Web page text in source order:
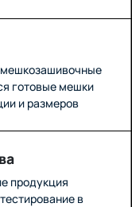
мешкозашивочные
готовые мешки
и размеров
продукция
в